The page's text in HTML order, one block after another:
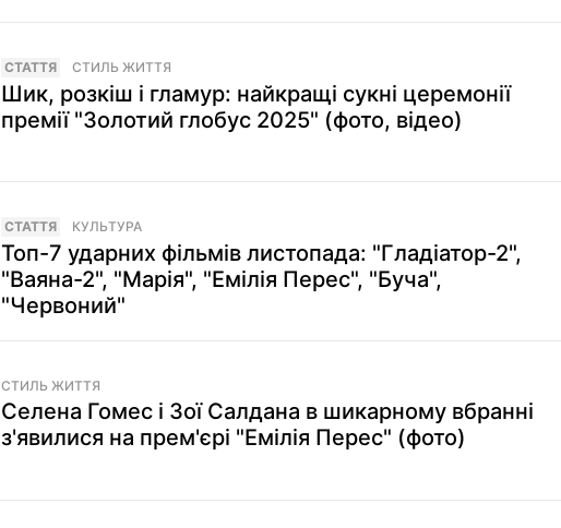
СТАТТЯ СТИЛЬ ЖИТТЯ
Шик, розкіш і гламур: найкращі сукні церемонії
премії "Золотий глобус 2025" (фото, відео)
СТАТТЯ КУЛЬТУРА
Топ-7 ударних фільмів листопада: "Гладіатор-2",
"Ваяна-2", "Марія", "Емілія Перес", "Буча",
"Червоний"
СТИЛЬ ЖИТТЯ
Селена Гомес і Зої Салдана в шикарному вбранні
з'явилися на прем'єрі "Емілія Перес" (фото)